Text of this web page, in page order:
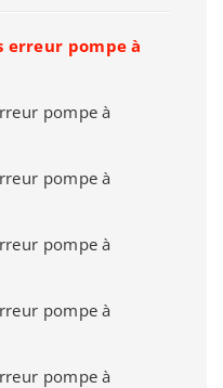
erreur pompe à
pompe à
pompe à
pompe à
pompe à
pompe à